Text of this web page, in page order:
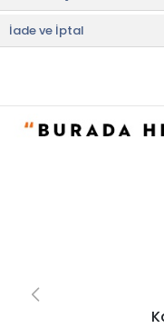
• Hassas yıkama
• Ütü yapılmamalıdır.
• Çamaşır suyu ve
• " Ürün görsellerinde
İade ve İptal